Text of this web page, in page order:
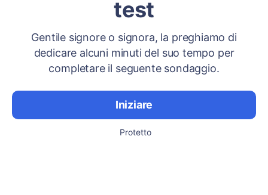
test
Gentile signore o signora, la preghiamo di
dedicare alcuni minuti del suo tempo per
completare il seguente sondaggio.
Iniziare
Protetto